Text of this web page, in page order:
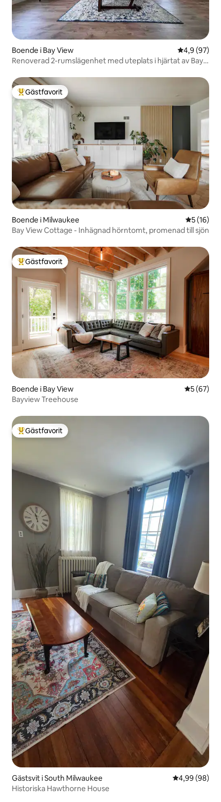
Boende i Bay View 4,9 av 5 i
4,9 (97)
Renoverad 2-rumslägenhet med uteplats i hjärtat av Bay
Populär gästfavorit
Gästfavorit
Boende i Milwaukee 5 av 5 i
5 (16)
Bay View Cottage - Inhägnad hörntomt, promenad till sjön
Populär gästfavorit
Gästfavorit
Boende i Bay View 5 av 5 i
5 (67)
Bayview Treehouse
Populär gästfavorit
Gästfavorit
Gästsvit i South Milwaukee 4,99 av 5 i
4,99 (98)
Historiska Hawthorne House